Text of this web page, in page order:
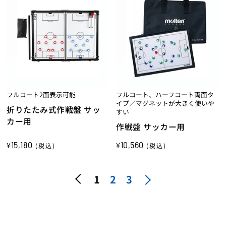
フルコート2面表示可能
折りたたみ式作戦盤 サッ
カー用
¥15,180 (税込)
フルコート、ハーフコート両面タ
イプ／マグネットが大きく使いや
すい
作戦盤 サッカー用
¥10,560 (税込)
1 2 3